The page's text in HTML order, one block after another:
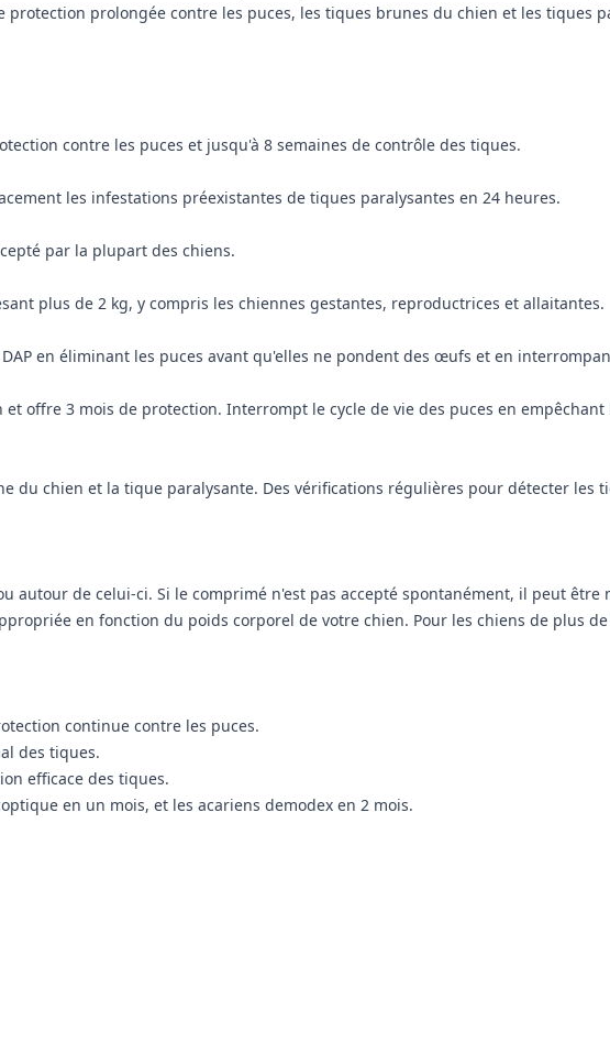
prolongée contre les puces, les tiques brunes du chien et les tiques
contre les puces et jusqu'à 8 semaines de contrôle des tiques.
les infestations préexistantes de tiques paralysantes en 24 heures.
par la plupart des chiens.
plus de 2 kg, y compris les chiennes gestantes, reproductrices et allaitantes.
en éliminant les puces avant qu'elles ne pondent des œufs et en
offre 3 mois de protection. Interrompt le cycle de vie des puces en
du chien et la tique paralysante. Des vérifications régulières pour détecter les
autour de celui-ci. Si le comprimé n'est pas accepté spontanément, il peut
en fonction du poids corporel de votre chien. Pour les chiens de plus
continue contre les puces.
des tiques.
efficace des tiques.
en un mois, et les acariens demodex en 2 mois.